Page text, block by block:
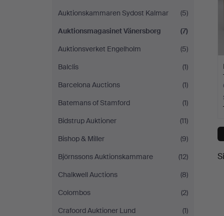
Auktionskammaren Sydost Kalmar
(5)
Auktionsmagasinet Vänersborg
(7)
Auktionsverket Engelholm
(5)
Balclis
(1)
Barcelona Auctions
(1)
Batemans of Stamford
(1)
Bidstrup Auktioner
(11)
Bishop & Miller
(9)
Björnssons Auktionskammare
(12)
Chalkwell Auctions
(8)
Colombos
(2)
Crafoord Auktioner Lund
(1)